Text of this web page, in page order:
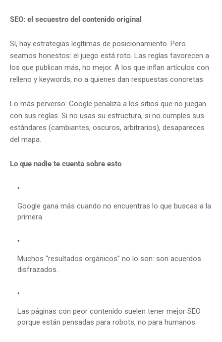
SEO: el secuestro del contenido original
Sí, hay estrategias legítimas de posicionamiento. Pero
seamos honestos: el juego está roto. Las reglas favorecen a
los que publican más, no mejor. A los que inflan artículos con
relleno y keywords, no a quienes dan respuestas concretas.
Lo más perverso: Google penaliza a los sitios que no juegan
con sus reglas. Si no usas su estructura, si no cumples sus
estándares (cambiantes, oscuros, arbitrarios), desapareces
del mapa.
Lo que nadie te cuenta sobre esto
Google gana más cuando no encuentras lo que buscas a la
primera.
Muchos “resultados orgánicos” no lo son: son acuerdos
disfrazados.
Las páginas con peor contenido suelen tener mejor SEO
porque están pensadas para robots, no para humanos.